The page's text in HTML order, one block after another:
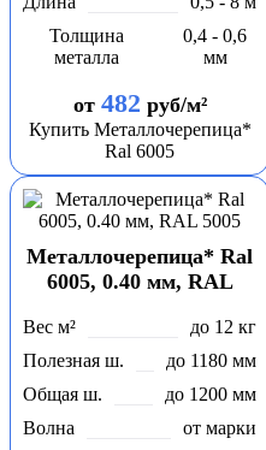
Толщина
металла
0,4 - 0,6
мм
от 482 руб/м²
Купить Металлочерепица*
Ral 6005
Металлочерепица* Ral
6005, 0.40 мм, RAL
Вес м²
до 12 кг
Полезная ш.
до 1180 мм
Общая ш.
до 1200 мм
Волна
от марки